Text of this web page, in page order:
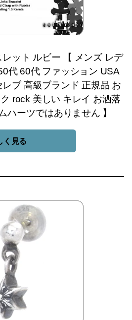
ット ルビー 【 メンズ レデ
代 60代 ファッション USA
ブ 高級ブランド 正規品 お
rock 美しい キレイ お洒落
ハーツではありません 】
く見る